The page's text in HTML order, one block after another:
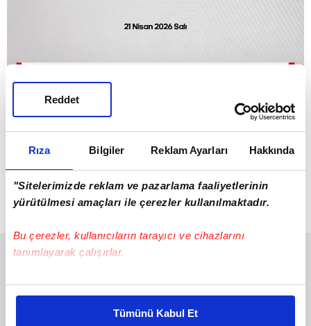
Rıza Bilgiler Reklam Ayarları Hakkında
"Sitelerimizde reklam ve pazarlama faaliyetlerinin
yürütülmesi amaçları ile çerezler kullanılmaktadır.
Bu çerezler, kullanıcıların tarayıcı ve cihazlarını
tanımlayarak çalışırlar.
Bu çerezlere izin vermeniz halinde sizlere özel
daha iyi reklam deneyimi yaşatabiliriz. Bunu yaparken
Tümünü Kabul Et
Reddet